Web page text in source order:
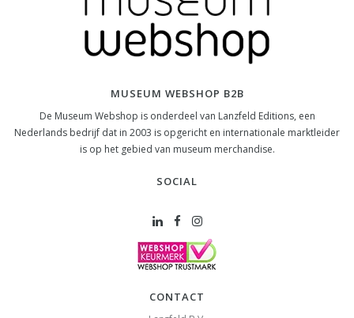
MUSEUM WEBSHOP B2B
De Museum Webshop is onderdeel van Lanzfeld Editions, een
Nederlands bedrijf dat in 2003 is opgericht en internationale marktleider
is op het gebied van museum merchandise.
SOCIAL
CONTACT